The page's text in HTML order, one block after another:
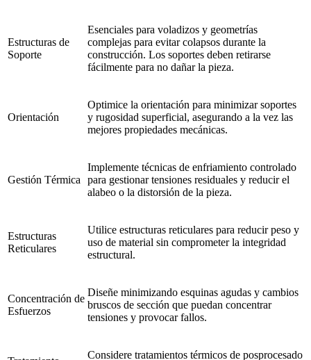
Estructuras de
Soporte
Esenciales para voladizos y geometrías
complejas para evitar colapsos durante la
construcción. Los soportes deben retirarse
fácilmente para no dañar la pieza.
Orientación
Optimice la orientación para minimizar soportes
y rugosidad superficial, asegurando a la vez las
mejores propiedades mecánicas.
Gestión Térmica
Implemente técnicas de enfriamiento controlado
para gestionar tensiones residuales y reducir el
alabeo o la distorsión de la pieza.
Estructuras
Reticulares
Utilice estructuras reticulares para reducir peso y
uso de material sin comprometer la integridad
estructural.
Concentración de
Esfuerzos
Diseñe minimizando esquinas agudas y cambios
bruscos de sección que puedan concentrar
tensiones y provocar fallos.
Considere tratamientos térmicos de posprocesado